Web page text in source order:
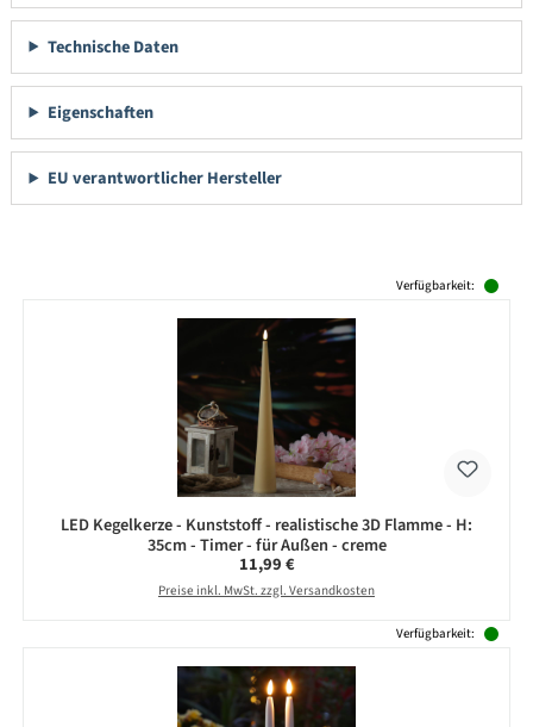
Technische Daten
Eigenschaften
EU verantwortlicher Hersteller
Verfügbarkeit:
LED Kegelkerze - Kunststoff - realistische 3D Flamme - H:
35cm - Timer - für Außen - creme
Regulärer Preis:
11,99 €
Preise inkl. MwSt. zzgl. Versandkosten
Verfügbarkeit: